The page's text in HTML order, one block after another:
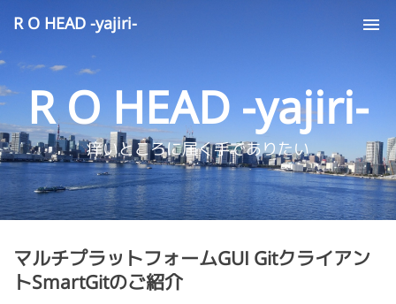
R O HEAD -yajiri-
R O HEAD -yajiri-
痒いところに届く手でありたい
マルチプラットフォームGUI Gitクライアン
トSmartGitのご紹介